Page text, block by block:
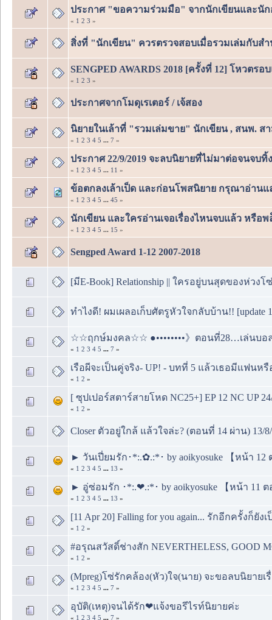
ประกาศ "ขอความร่วมมือ" จากนักเขียนและนัก
« 1 2 3 »
สิ่งที่ "นักเขียน" ควรตรวจสอบเมื่อรวมเล่มกับสำ
SENGPED AWARDS 2018 [ครั้งที่ 12] โหวตร
« 1 2 3 »
ประกาศจากโมดุเรเตอร์ / เจ้สอง
นิยายในเล้าที่ "รวมเล่มขาย" นักเขียน , สนพ. สา
« 1 2 3 4 5 ... 7 »
ประกาศ 22/9/2019 จะลบนิยายที่ไม่มาต่อจนจบทิ้
« 1 2 3 4 5 ... 11 »
ข้อตกลงเล้าเป็ด และก่อนโพสนิยาย กรุณาอ่าน
« 1 2 3 4 5 ... 45 »
นักเขียน และใครอ่านเจอเรื่องไหนจบแล้ว หรือ
« 1 2 3 4 5 ... 15 »
Sengped Award 1-12 2007-2018
[มีE-Book] Relationship || ใครอยู่บนสุดของห่วงโ
ทำไงดี! ผมเผลอเก็บศัตรูหัวใจกลับบ้าน!! [update
☆☆ฤกษ์มงคล☆☆ ●••••••••》ตอนที่28…เล่นบอ
« 1 2 3 4 5 ... 7 »
เรือผีจะเป็นคู่จริง- UP! - บทที่ 5 แล้วเธอมีแฟนหรื
« 1 2 »
[ ซุปเปอร์สตาร์สายโหด NC25+]​ EP 12 NC UP
« 1 2 »
Closer ตัวอยู่ใกล้ แล้วใจล่ะ? (ตอนที่ 14 ผ่าน) 13/
► วันเปี่ยมรัก･*:.✿.:*･ by aoikyosuke 【หน้า 12
« 1 2 3 4 5 ... 13 »
► อู่ซ่อมรัก ･*:.❤.:*･ by aoikyosuke 【หน้า 11 ต
« 1 2 3 4 5 ... 13 »
[11 Apr 20] Falling for you again... รักอีกครั้งก็ยัง
« 1 2 »
#อรุณสวัสดิ์ช่างสัก NEVERTHELESS, GOOD
« 1 2 »
(Mpreg)โซ่รักคล้อง(หัว)ใจ(นาย) จะขอลบนิยาย
« 1 2 3 4 5 ... 7 »
อุบัติ(เหตุ)จนได้รัก❤แจ้งขอรีไรท์นิยายค่ะ
« 1 2 3 4 5 ... 7 »